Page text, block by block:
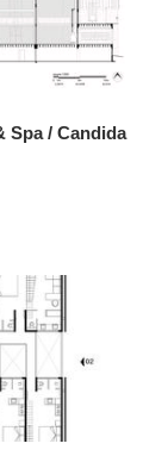
Spa / Candida